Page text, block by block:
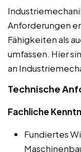
Anforderungen
Fähigkeiten als
umfassen. Hier
an
Technische
Fachliche
Fundiertes